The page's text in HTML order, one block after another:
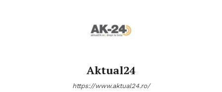
Aktual24
https://www.aktual24.ro/